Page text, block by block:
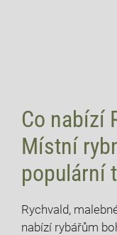
Co nabízí
Místní‌
populární
Rychvald,
nabízí rybářům